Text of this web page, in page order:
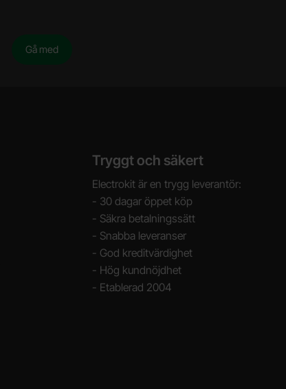
Tryggt och säkert
Electrokit är en trygg leverantör:
- 30 dagar öppet köp
- Säkra betalningssätt
- Snabba leveranser
- God kreditvärdighet
- Hög kundnöjdhet
- Etablerad 2004